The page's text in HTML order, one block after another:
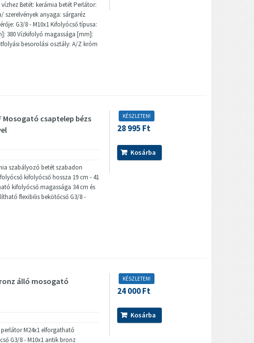
Betét: kerámia betét Perlátor:
szerelvények anyaga: sárgaréz
G3/8 - M10x1 Kifolyócső típusa:
380 Vízkifolyó magassága [mm]:
besorolási osztály: A/Z króm
Mosogató csaptelep bézs
szabályozó betét szabadon
kifolyócső hossza 19 cm - 41
kifolyócső magassága 34 cm és
flexibilis bekötőcső G3/8 -
KÉSZLETEN!
28 995 Ft
Kosárba
álló mosogató
M24x1 elforgatható
G3/8 - M10x1 antik bronz
KÉSZLETEN!
24 000 Ft
Kosárba